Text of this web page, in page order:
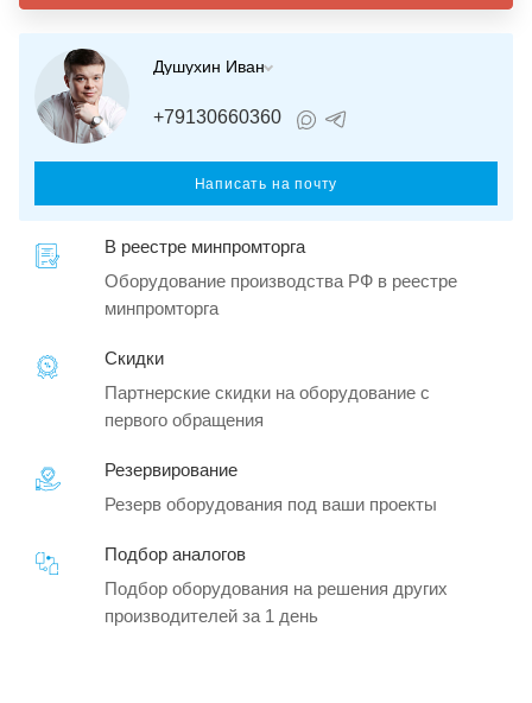
Душухин Иван
+79130660360
Написать на почту
В реестре минпромторга
Оборудование производства РФ в реестре
минпромторга
Скидки
Партнерские скидки на оборудование с
первого обращения
Резервирование
Резерв оборудования под ваши проекты
Подбор аналогов
Подбор оборудования на решения других
производителей за 1 день